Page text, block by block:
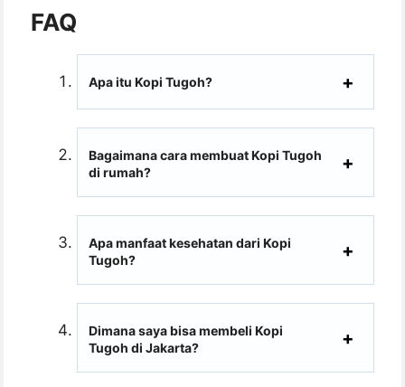
FAQ
Apa itu Kopi Tugoh?
Bagaimana cara membuat Kopi Tugoh
di rumah?
Apa manfaat kesehatan dari Kopi
Tugoh?
Dimana saya bisa membeli Kopi
Tugoh di Jakarta?